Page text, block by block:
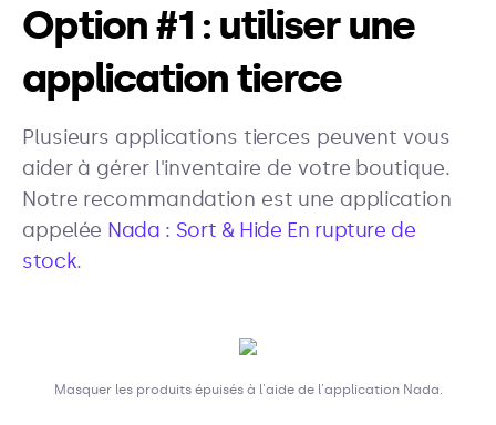
Option #1 : utiliser une
application tierce
Plusieurs applications tierces peuvent vous
aider à gérer l'inventaire de votre boutique.
Notre recommandation est une application
appelée Nada : Sort & Hide En rupture de
stock.
Masquer les produits épuisés à l'aide de l'application Nada.